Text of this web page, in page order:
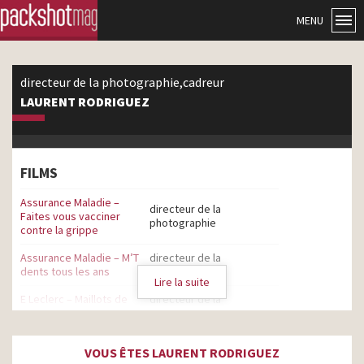
MENU
directeur de la photographie,cadreur
LAURENT RODRIGUEZ
FILMS
Assurance Maladie –
Faites vous vacciner
contre la grippe
directeur de la
photographie
Assurance Maladie – M’T
dents tous les ans
directeur de la
E Leclerc – Maillots de
bain Tissaia
directeur de la
photographie
Chez E.Leclerc, la culture adirecteur de la
photographie
Lire la suite
VOUS ÊTES LAURENT RODRIGUEZ